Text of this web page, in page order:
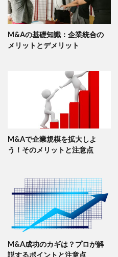
M&Aの基礎知識：企業統合の
メリットとデメリット
M&Aで企業規模を拡大しよ
う！そのメリットと注意点
M&A成功のカギは？プロが解
説するポイントと注意点